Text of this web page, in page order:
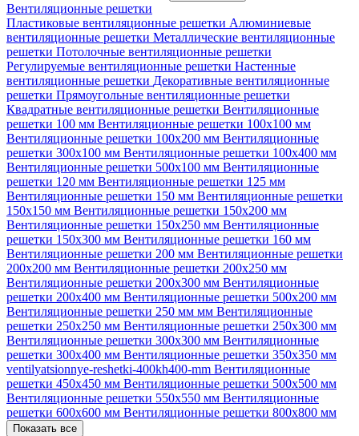
Вентиляционные решетки
Пластиковые вентиляционные решетки Алюминиевые
вентиляционные решетки Металлические вентиляционные
решетки Потолочные вентиляционные решетки
Регулируемые вентиляционные решетки Настенные
вентиляционные решетки Декоративные вентиляционные
решетки Прямоугольные вентиляционные решетки
Квадратные вентиляционные решетки Вентиляционные
решетки 100 мм Вентиляционные решетки 100х100 мм
Вентиляционные решетки 100х200 мм Вентиляционные
решетки 300х100 мм Вентиляционные решетки 100х400 мм
Вентиляционные решетки 500х100 мм Вентиляционные
решетки 120 мм Вентиляционные решетки 125 мм
Вентиляционные решетки 150 мм Вентиляционные решетки
150х150 мм Вентиляционные решетки 150х200 мм
Вентиляционные решетки 150х250 мм Вентиляционные
решетки 150х300 мм Вентиляционные решетки 160 мм
Вентиляционные решетки 200 мм Вентиляционные решетки
200х200 мм Вентиляционные решетки 200х250 мм
Вентиляционные решетки 200х300 мм Вентиляционные
решетки 200х400 мм Вентиляционные решетки 500х200 мм
Вентиляционные решетки 250 мм мм Вентиляционные
решетки 250х250 мм Вентиляционные решетки 250х300 мм
Вентиляционные решетки 300х300 мм Вентиляционные
решетки 300х400 мм Вентиляционные решетки 350х350 мм
ventilyatsionnye-reshetki-400kh400-mm Вентиляционные
решетки 450х450 мм Вентиляционные решетки 500х500 мм
Вентиляционные решетки 550х550 мм Вентиляционные
решетки 600х600 мм Вентиляционные решетки 800х800 мм
Показать все